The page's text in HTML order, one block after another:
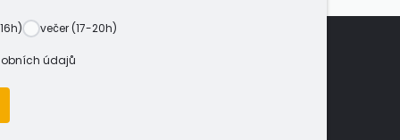
večer (17-20h)
údajů